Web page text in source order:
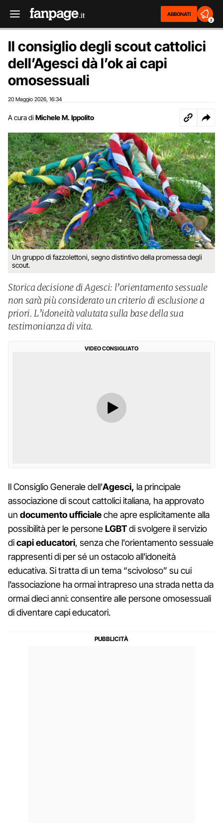
ABBONATI
2
Il consiglio degli scout cattolici
dell’Agesci dà l’ok ai capi
omosessuali
20 Maggio 2026 16:34
A cura di Michele M. Ippolito
Un gruppo di fazzolettoni, segno distintivo della promessa degli
scout.
Storica decisione di Agesci: l’orientamento sessuale
non sarà più considerato un criterio di esclusione a
priori. L’idoneità valutata sulla base della sua
testimonianza di vita.
VIDEO CONSIGLIATO
Il Consiglio Generale dell’Agesci, la principale
associazione di scout cattolici italiana, ha approvato
un documento ufficialeche apre esplicitamente alla
possibilità per le personeLGBTdi svolgere il servizio
dicapieducatori, senza che l'orientamento sessuale
rappresenti di per sé un ostacolo all'idoneità
educativa. Si tratta di un tema “scivoloso” su cui
l’associazione ha ormai intrapreso una strada netta da
ormai dieci anni: consentire alle persone omosessuali
di diventare capi educatori.